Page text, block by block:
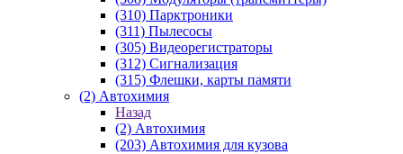
(310) Парктроники
(311) Пылесосы
(305) Видеорегистраторы
(312) Сигнализация
(315) Флешки, карты памяти
(2) Автохимия
Назад
(2) Автохимия
(203) Автохимия для кузова